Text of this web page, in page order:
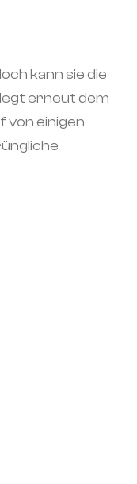
kann sie die
erneut dem
von einigen